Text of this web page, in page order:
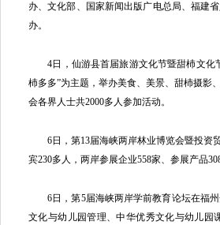
办、文化部、国家新闻出版广电总局、福建
办。
4日，仙游县首届旅游文化节暨甜杮文化
杮多多”为主题，举办美食、美景、甜杮摄影
会各界人士共2000多人参加活动。
6日，第13届海峡两岸林业博览会暨投资
宾230多人，两岸参展企业558家、参展产品
6日，第5届海峡两岸学前教育论坛在福州
文化与幼儿园管理、中华优秀文化与幼儿园